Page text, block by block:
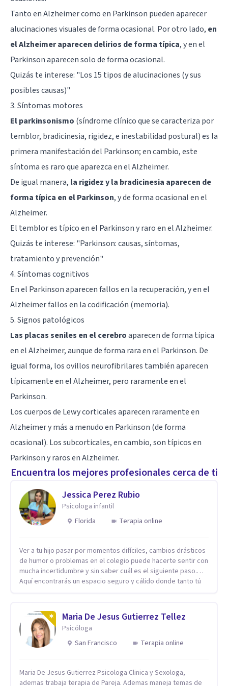
Tanto en Alzheimer como en Parkinson pueden aparecer
alucinaciones visuales de forma ocasional. Por otro lado, en
el Alzheimer aparecen delirios de forma típica, y en el
Parkinson aparecen solo de forma ocasional.
Quizás te interese: "Los 15 tipos de alucinaciones (y sus
posibles causas)"
3. Síntomas motores
El parkinsonismo (síndrome clínico que se caracteriza por
temblor, bradicinesia, rigidez, e inestabilidad postural) es la
primera manifestación del Parkinson; en cambio, este
síntoma es raro que aparezca en el Alzheimer.
De igual manera, la rigidez y la bradicinesia aparecen de
forma típica en el Parkinson, y de forma ocasional en el
Alzheimer.
El temblor es típico en el Parkinson y raro en el Alzheimer.
Quizás te interese: "Parkinson: causas, síntomas,
tratamiento y prevención"
4. Síntomas cognitivos
En el Parkinson aparecen fallos en la recuperación, y en el
Alzheimer fallos en la codificación (memoria).
5. Signos patológicos
Las placas seniles en el cerebroaparecen de forma típica
en el Alzheimer, aunque de forma rara en el Parkinson. De
igual forma, los ovillos neurofibrilares también aparecen
típicamente en el Alzheimer, pero raramente en el
Parkinson.
Los cuerpos de Lewy corticales aparecen raramente en
Alzheimer y más a menudo en Parkinson (de forma
ocasional). Los subcorticales, en cambio, son típicos en
Parkinson y raros en Alzheimer.
Encuentra los mejores profesionales cerca de ti
Jessica Perez Rubio
Psicologa infantil
Florida
Terapia online
Ver a tu hijo pasar por momentos difíciles, cambios drásticos
de humor o problemas en el colegio puede hacerte sentir con
mucha incertidumbre y sin saber cuál es el siguiente paso.
Aquí encontrarás un espacio seguro y cálido donde tanto tú
casa. Me especializo en guiar a familias a través de
herramientas prácticas y dinámicas adaptadas a la edad de
cada menor, dejando de lado las etiquetas y los tecnicismos.
Mi forma de trabajar se centra en entender las emociones
fortaleciendo la comunicación entre ustedes. Acompaño a
niños y adolescentes que están lidiando con la ansiedad, la
Maria De Jesus Gutierrez Tellez
Psicóloga
San Francisco
Terapia online
Maria De Jesus Gutierrez Psicologa Clinica y Sexologa,
ademas trabaja terapia de Pareja. Ademas maneja temas de